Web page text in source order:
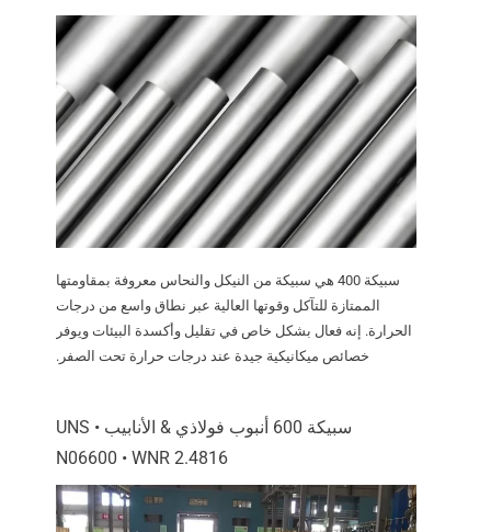
سبيكة 400 هي سبيكة من النيكل والنحاس معروفة بمقاومتها
الممتازة للتآكل وقوتها العالية عبر نطاق واسع من درجات
الحرارة. إنه فعال بشكل خاص في تقليل وأكسدة البيئات ويوفر
خصائص ميكانيكية جيدة عند درجات حرارة تحت الصفر.
سبيكة 600 أنبوب فولاذي & الأنابيب • UNS
N06600 • WNR 2.4816